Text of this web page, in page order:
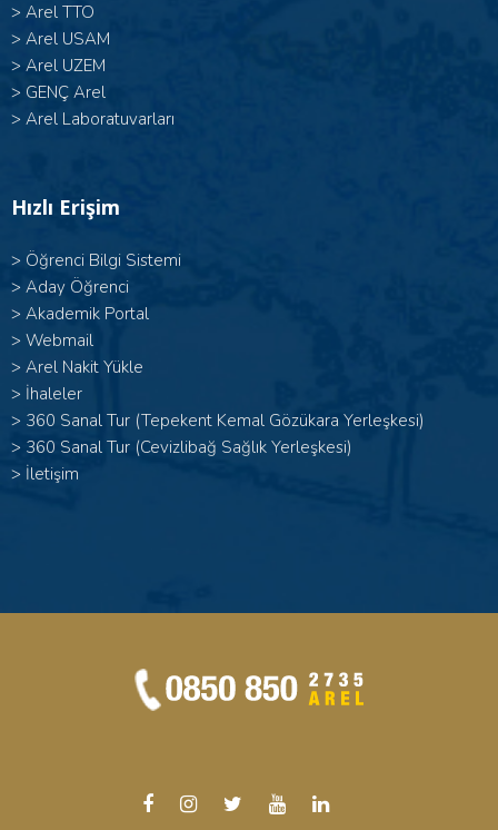
> Arel TTO
> Arel USAM
> Arel UZEM
> GENÇ Arel
> Arel Laboratuvarları
Hızlı Erişim
> Öğrenci Bilgi Sistemi
> Aday Öğrenci
> Akademik Portal
> Webmail
> Arel Nakit Yükle
> İhaleler
> 360 Sanal Tur (Tepekent Kemal Gözükara Yerleşkesi)
> 360 Sanal Tur (Cevizlibağ Sağlık Yerleşkesi)
> İletişim